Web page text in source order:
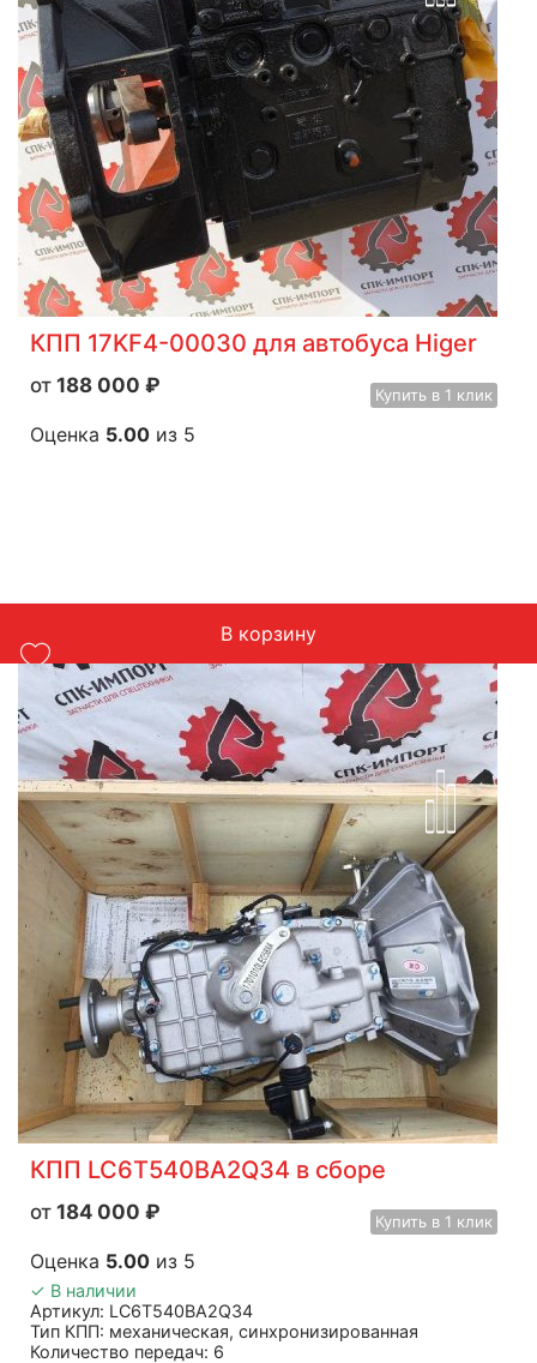
КПП 17KF4-00030 для автобуса Higer
188 000 ₽ Купить в 1 клик
Оценка 5.00 из 5
В корзину
КПП LC6T540BA2Q34 в сборе
184 000 ₽ Купить в 1 клик
Оценка 5.00 из 5
✓ В наличии
Артикул: LC6T540BA2Q34
Тип КПП: механическая, синхронизированная
Количество передач: 6